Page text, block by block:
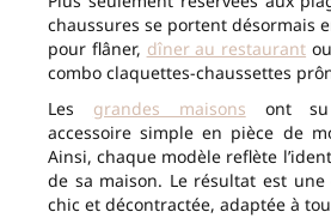
chaussures se portent désormais
pour flâner, dîner au restaurant
combo claquettes-chaussettes
Les grandes maisons ont su
accessoire simple en pièce de
Ainsi, chaque modèle reflète
de sa maison. Le résultat est
chic et décontractée, adaptée à